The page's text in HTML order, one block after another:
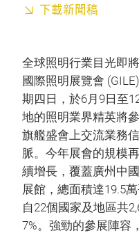
下載新聞稿
全球照明行業目光即
國際照明展覽會
期四日，於6月9日至
地的照明業界精英將
旗艦盛會上交流業務
脈。今年展會的規模
續增長，覆蓋廣州中
展館，總面積達19.5
自22個國家及地區共
7%。強勁的參展陣容